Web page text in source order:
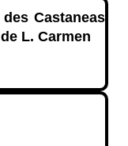
Castaneas
L. Carmen